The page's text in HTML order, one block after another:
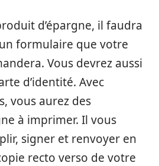
d’épargne, il faudra
formulaire que votre
Vous devrez aussi
d’identité. Avec
vous aurez des
à imprimer. Il vous
signer et renvoyer en
recto verso de votre